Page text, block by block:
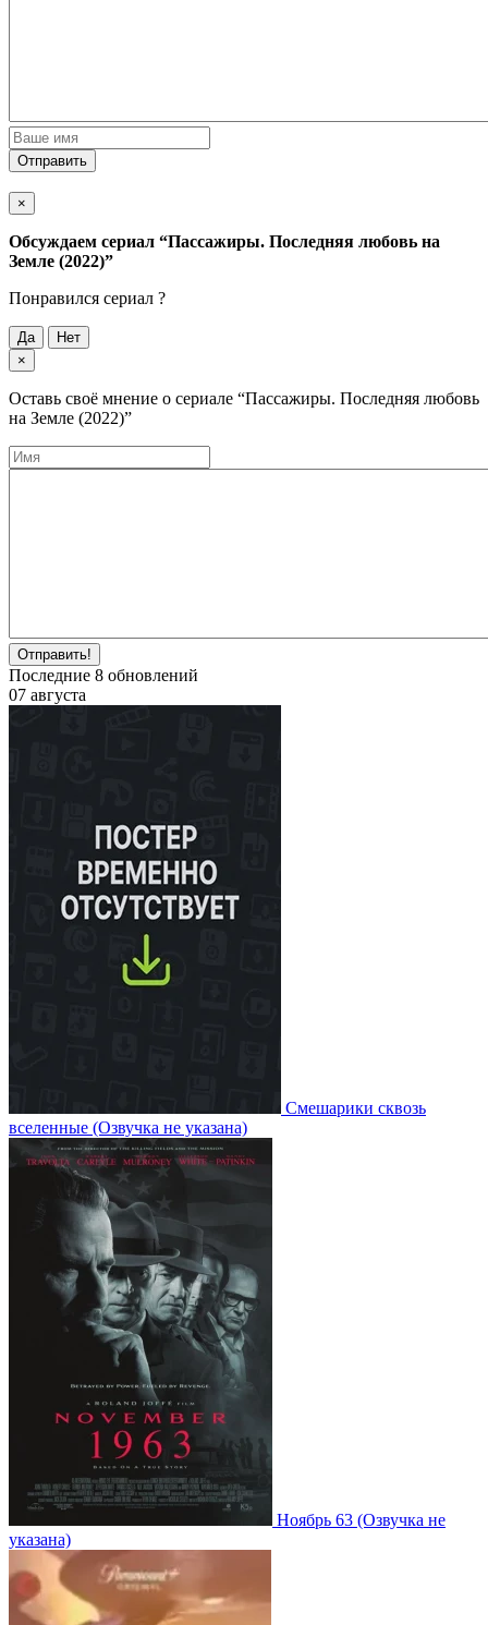
Отправить
×
Обсуждаем cериал “Пассажиры. Последняя любовь на
Земле (2022)”
Понравился cериал ?
Да
Нет
×
Оставь своё мнение о cериале “Пассажиры. Последняя любовь
на Земле (2022)”
Отправить!
Последние 8 обновлений
07 августа
Смешарики сквозь
вселенные (Озвучка не указана)
Ноябрь 63 (Озвучка не
указана)